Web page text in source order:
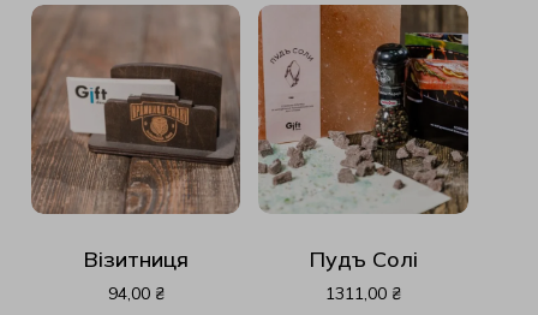
Візитниця
94,00 ₴
Пудъ Солі
1311,00 ₴